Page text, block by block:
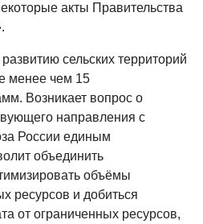
акты Правительства
сельских территорий
менее чем 15
Возникает вопрос о
направления с
России единым
объединить
объёмы
ресурсов и добиться
от ограниченных ресурсов,